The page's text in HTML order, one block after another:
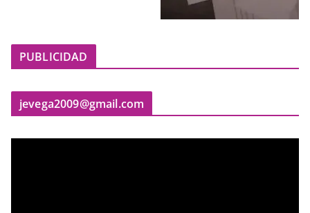
PUBLICIDAD
jevega2009@gmail.com